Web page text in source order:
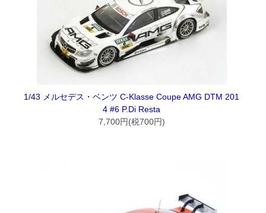
1/43 メルセデス・ベンツ C-Klasse Coupe AMG DTM 201
4 #6 P.Di Resta
7,700円(税700円)